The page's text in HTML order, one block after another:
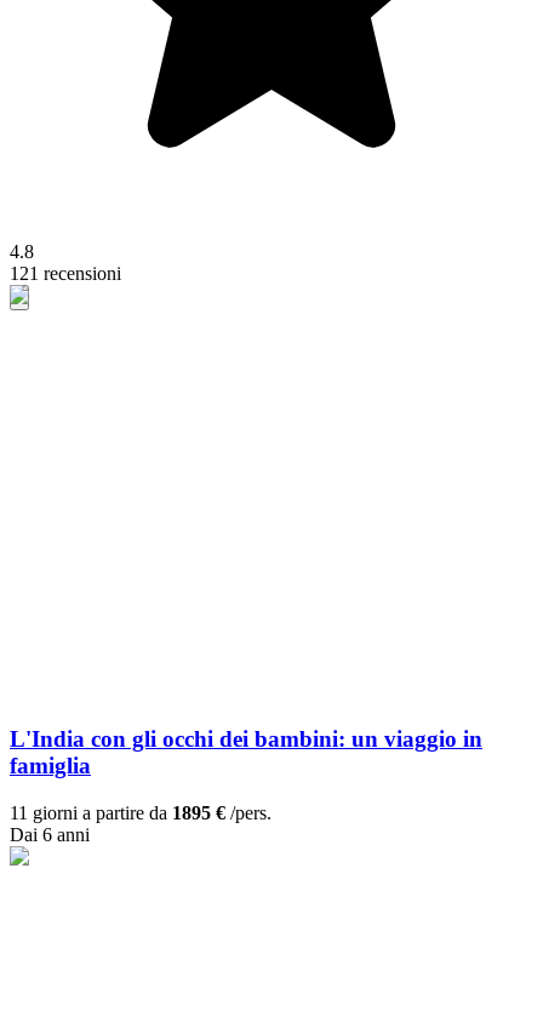
4.8
121 recensioni
L'India con gli occhi dei bambini: un viaggio in
famiglia
11 giorni a partire da 1895 € /pers.
Dai 6 anni